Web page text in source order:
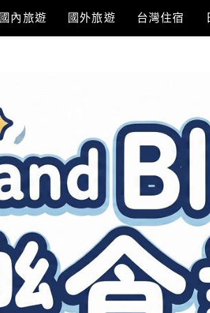
國內旅遊 國外旅遊 台灣住宿